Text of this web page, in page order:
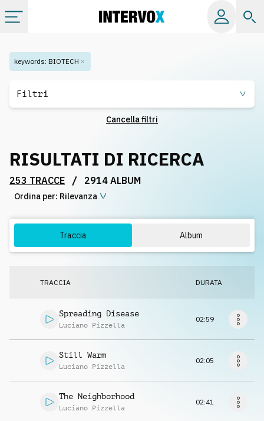
Categorie
Playlist
Licenze
keywords: BIOTECH
Filtri
Cancella filtri
RISULTATI DI RICERCA
253 TRACCE / 2914 ALBUM
Ordina per: Rilevanza
Traccia Album
TRACCIA DURATA
Spreading Disease
Luciano Pizzella
02:59
Still Warm
Luciano Pizzella
02:05
The Neighborhood
Luciano Pizzella
02:41